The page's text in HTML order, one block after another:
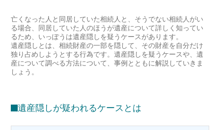
亡くなった人と同居していた相続人と、そうでない相続人がい
る場合、同居していた人のほうが遺産について詳しく知ってい
るため、いっぽうは遺産隠しを疑うケースがあります。
遺産隠しとは、相続財産の一部を隠して、その財産を自分だけ
独り占めしようとする行為です。遺産隠しを疑うケースや、遺
産について調べる方法について、事例とともに解説していきま
しょう。
遺産隠しが疑われるケースとは